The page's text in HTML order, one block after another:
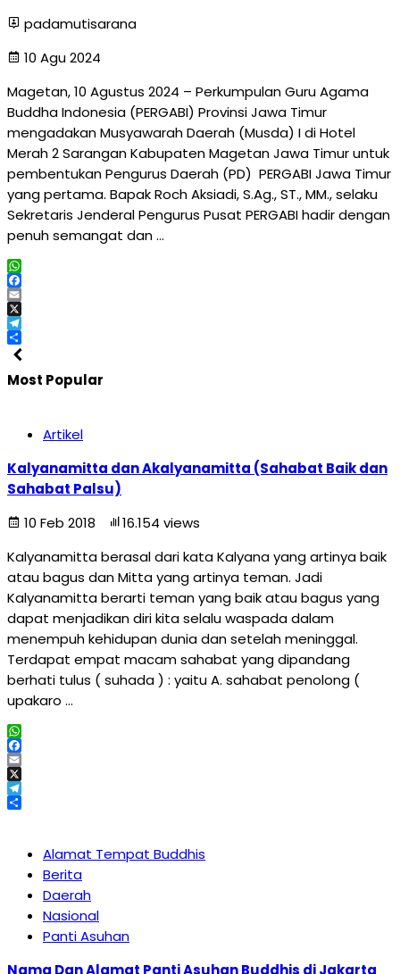
padamutisarana
10 Agu 2024
Magetan, 10 Agustus 2024 – Perkumpulan Guru Agama
Buddha Indonesia (PERGABI) Provinsi Jawa Timur
mengadakan Musyawarah Daerah (Musda) I di Hotel
Merah 2 Sarangan Kabupaten Magetan Jawa Timur untuk
pembentukan Pengurus Daerah (PD) PERGABI Jawa Timur
yang pertama. Bapak Roch Aksiadi, S.Ag., ST., MM., selaku
Sekretaris Jenderal Pengurus Pusat PERGABI hadir dengan
penuh semangat dan …
WhatsApp
Facebook
Email
X
Telegram
Share
Most Popular
Artikel
Kalyanamitta dan Akalyanamitta (Sahabat Baik dan
Sahabat Palsu)
10 Feb 2018
16.154 views
Kalyanamitta berasal dari kata Kalyana yang artinya baik
atau bagus dan Mitta yang artinya teman. Jadi
Kalyanamitta berarti teman yang baik atau bagus yang
dapat menjadikan diri kita selalu waspada dalam
menempuh kehidupan dunia dan setelah meninggal.
Terdapat empat macam sahabat yang dipandang
berhati tulus ( suhada ) : yaitu A. sahabat penolong (
upakaro …
WhatsApp
Facebook
Email
X
Telegram
Alamat Tempat Buddhis
Berita
Daerah
Nasional
Panti Asuhan
Nama Dan Alamat Panti Asuhan Buddhis di Jakarta